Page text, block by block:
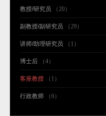
教授/研究员 （20）
副教授/副研究员 （29）
讲师/助理研究员 （1）
博士后 （4）
客座教授 （1）
行政教师 （6）